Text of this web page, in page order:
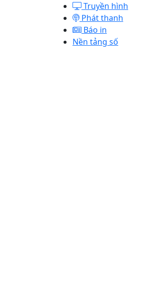
Truyền hình
Phát thanh
Báo in
Nền tảng số